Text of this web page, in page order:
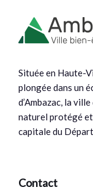
Située en Haute-
plongée dans un
d’Ambazac, la
naturel protégé
capitale du
Contact